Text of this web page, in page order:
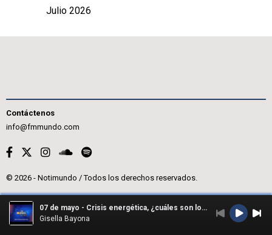
Julio 2026
07 de mayo - Crisis energética, ¿cuáles son los retos del nuevo ministro?
Gisella Bayona
Contáctenos
info@fmmundo.com
© 2026 - Notimundo / Todos los derechos reservados.